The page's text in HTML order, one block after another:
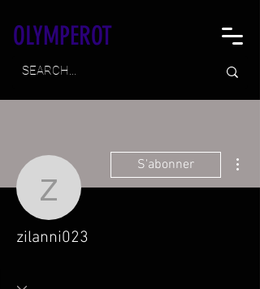
OLYMPEROT
zilanni023
S'abonner
zilanni023